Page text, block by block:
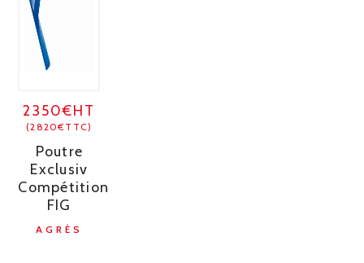
2350€HT
(2820€TTC)
Poutre
Exclusiv
Compétition
FIG
AGRÈS